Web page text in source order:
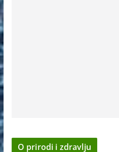
O prirodi i zdravlju